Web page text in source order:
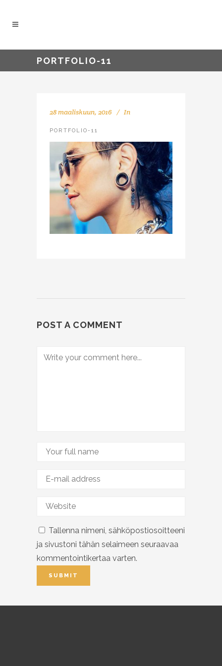
PORTFOLIO-11
28 maaliskuun, 2016 In
PORTFOLIO-11
POST A COMMENT
Tallenna nimeni, sähköpostiosoitteeni
ja sivustoni tähän selaimeen seuraavaa
kommentointikertaa varten.